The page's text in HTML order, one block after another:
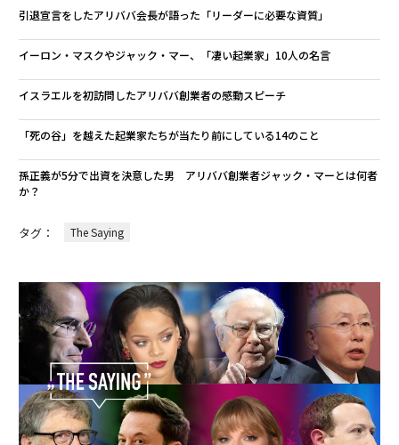
引退宣言をしたアリババ会長が語った「リーダーに必要な資質」
イーロン・マスクやジャック・マー、「凄い起業家」10人の名言
イスラエルを初訪問したアリババ創業者の感動スピーチ
「死の谷」を越えた起業家たちが当たり前にしている14のこと
孫正義が5分で出資を決意した男 アリババ創業者ジャック・マーとは何者
か？
タグ： The Saying